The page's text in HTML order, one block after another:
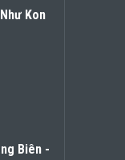
Kon
Biên -